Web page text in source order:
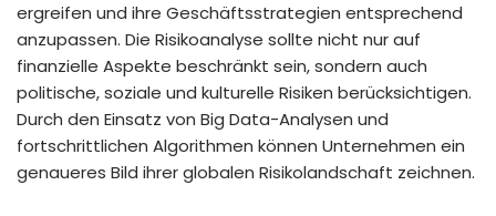
ergreifen und ihre Geschäftsstrategien entsprechend
anzupassen. Die Risikoanalyse sollte nicht nur auf
finanzielle Aspekte beschränkt sein, sondern auch
politische, soziale und kulturelle Risiken berücksichtigen.
Durch den Einsatz von Big Data-Analysen und
fortschrittlichen Algorithmen können Unternehmen ein
genaueres Bild ihrer globalen Risikolandschaft zeichnen.